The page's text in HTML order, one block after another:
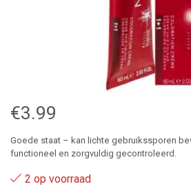
€3.99
Goede staat – kan lichte gebruikssporen
functioneel en zorgvuldig gecontroleerd.
2 op voorraad